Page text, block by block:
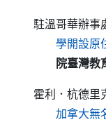
駐溫哥華辦事
學開設原
院臺灣教
霍利．杭德里
加拿大無